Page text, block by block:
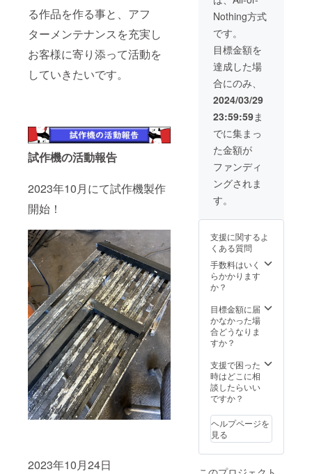
る作品を作る事と、アフ
ターメンテナンスを充実し
お客様に寄り添って活動を
していきたいです。
試作機の活動報告
2023年10月にて試作機製作
開始！
2023年10月24日
アドレ
ス、ご
入の上
ご購入
下さ
い。 有
効期限
は2024
年６
月〜
2025年
６月と
なって
おりま
す。
負担さ
せて頂
入する
際には
氏名と
ご連絡
先をご
記入の
上ご購
入下さ
い。
限りま
す。
ニュー
商品本
体×1
バッテ
リー×1
バッテ
リー充
電器×1
販売証
明書×1
御手紙
×1 ※発
送費は
させて
す。 購
入する
際には
氏名と
ご連絡
記入の
上ご購
入下さ
い。
Nothing方式
です。
目標金額を
達成した場
合にのみ、
2024/03/29
23:59:59ま
でに集まっ
た金額が
ファンディ
ングされま
す。
支援に関するよ
くある質問
手数料はいく
らかかります
か？
目標金額に届
かなかった場
合どうなりま
すか？
支援で困った
時はどこに相
談したらいい
ですか？
ヘルプページを
見る